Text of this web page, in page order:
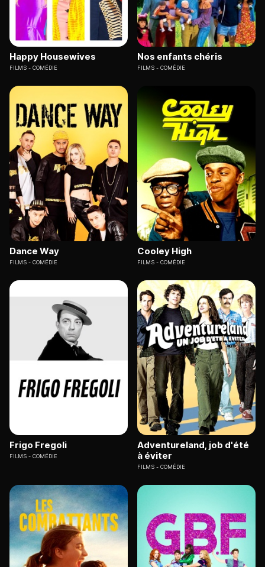
Happy Housewives
FILMS COMÉDIE
Nos enfants chéris
FILMS COMÉDIE
Dance Way
FILMS COMÉDIE
Cooley High
FILMS COMÉDIE
Frigo Fregoli
FILMS COMÉDIE
Adventureland, job d'été
à éviter
FILMS COMÉDIE